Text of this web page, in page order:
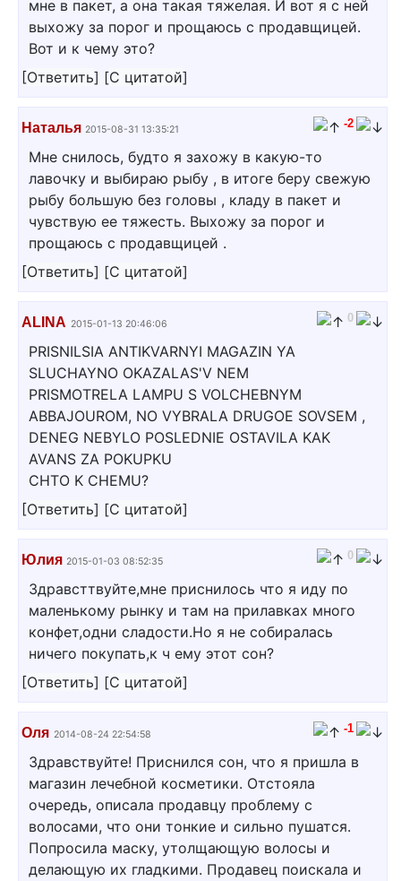
мне в пакет, а она такая тяжелая. И вот я с ней
выхожу за порог и прощаюсь с продавщицей.
Вот и к чему это?
[Ответить] [С цитатой]
Наталья 2015-08-31 13:35:21 -2
Мне снилось, будто я захожу в какую-то
лавочку и выбираю рыбу , в итоге беру свежую
рыбу большую без головы , кладу в пакет и
чувствую ее тяжесть. Выхожу за порог и
прощаюсь с продавщицей .
[Ответить] [С цитатой]
ALINA 2015-01-13 20:46:06 0
PRISNILSIA ANTIKVARNYI MAGAZIN YA
SLUCHAYNO OKAZALAS'V NEM
PRISMOTRELA LAMPU S VOLCHEBNYM
ABBAJOUROM, NO VYBRALA DRUGOE SOVSEM ,
DENEG NEBYLO POSLEDNIE OSTAVILA KAK
AVANS ZA POKUPKU
CHTO K CHEMU?
[Ответить] [С цитатой]
Юлия 2015-01-03 08:52:35 0
Здравсттвуйте,мне приснилось что я иду по
маленькому рынку и там на прилавках много
конфет,одни сладости.Но я не собиралась
ничего покупать,к ч ему этот сон?
[Ответить] [С цитатой]
Оля 2014-08-24 22:54:58 -1
Здравствуйте! Приснился сон, что я пришла в
магазин лечебной косметики. Отстояла
очередь, описала продавцу проблему с
волосами, что они тонкие и сильно пушатся.
Попросила маску, утолщающую волосы и
делающую их гладкими. Продавец поискала и